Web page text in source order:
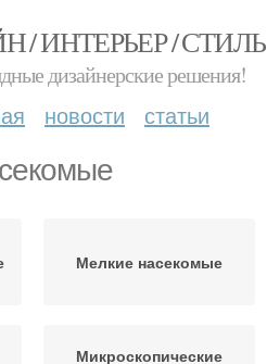
/ ИНТЕРЬЕР / СТИЛЬ
дизайнерские решения!
новости статьи
Мелкие насекомые
Микроскопические